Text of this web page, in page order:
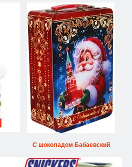
С шоколадом Бабаевский